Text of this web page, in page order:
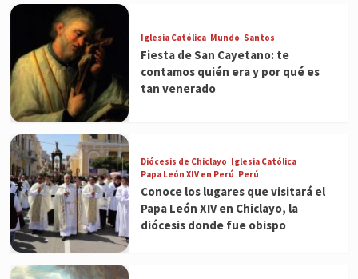
Iglesia Católica Mundo Santos
Fiesta de San Cayetano: te
contamos quién era y por qué es
tan venerado
Diócesis de Chiclayo Iglesia Católica
Papa León XIV en Perú Perú
Conoce los lugares que visitará el
Papa León XIV en Chiclayo, la
diócesis donde fue obispo